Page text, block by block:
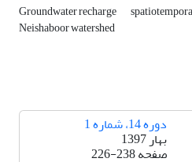
Groundwater recharge
Neishaboor watershed
دوره 14، شماره 1
بهار 1397
صفحه226-238